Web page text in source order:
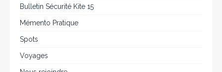
Bulletin Sécurité Kite 15
Mémento Pratique
Spots
Voyages